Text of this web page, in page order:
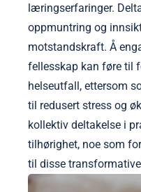
læringserfaringer.
oppmuntring og
motstandskraft. Å
fellesskap kan føre til
helseutfall, ettersom
til redusert stress og
kollektiv deltakelse i
tilhørighet, noe som
til disse